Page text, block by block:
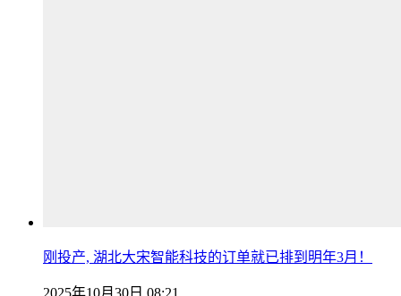
刚投产, 湖北大宋智能科技的订单就已排到明年3月！